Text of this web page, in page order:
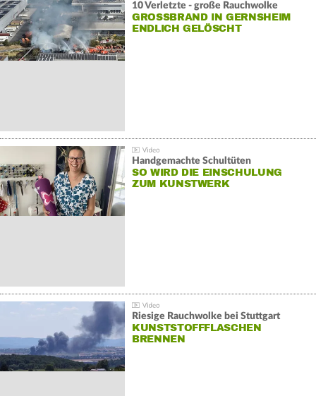
10 Verletzte - große Rauchwolke
GROSSBRAND IN GERNSHEIM E
NDLICH GELÖSCHT
Handgemachte Schultüten
SO WIRD DIE EINSCHULUNG
ZUM KUNSTWERK
Riesige Rauchwolke bei Stuttgart
KUNSTSTOFFFLASCHEN
BRENNEN